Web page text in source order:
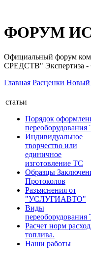
ФОРУМ
Официальный форум
СРЕДСТВ" Экспертиза -
Главная Расценки
статьи
Порядок
переоборудования
Индивидуальное
творчество или
единичное
изготовление ТС
Образцы
Протоколов
Разъяснения от
"УСЛУГИАВТО"
Виды
переоборудования
Расчет норм
топлива.
Наши работы